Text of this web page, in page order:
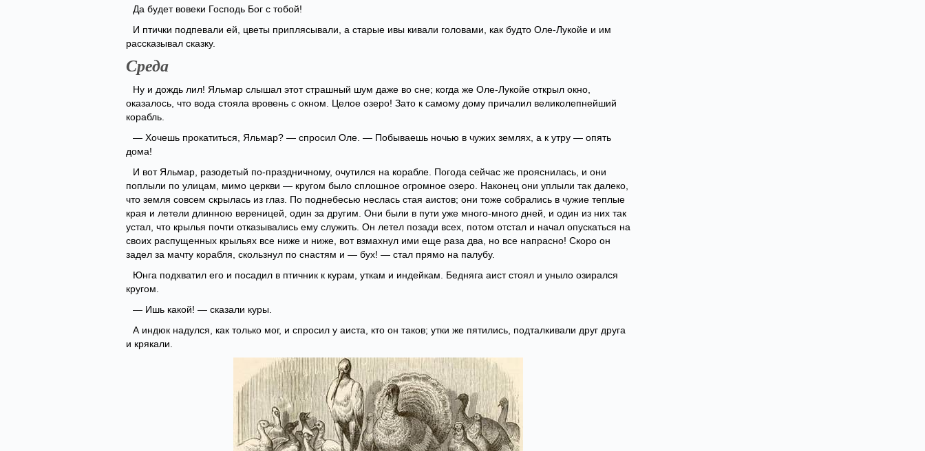
Да будет вовеки Господь Бог с тобой!
И птички подпевали ей, цветы приплясывали, а старые ивы кивали головами, как будто Оле-Лукойе и им
рассказывал сказку.
Среда
Ну и дождь лил! Яльмар слышал этот страшный шум даже во сне; когда же Оле-Лукойе открыл окно,
оказалось, что вода стояла вровень с окном. Целое озеро! Зато к самому дому причалил великолепнейший
корабль.
— Хочешь прокатиться, Яльмар? — спросил Оле. — Побываешь ночью в чужих землях, а к утру — опять
дома!
И вот Яльмар, разодетый по-праздничному, очутился на корабле. Погода сейчас же прояснилась, и они
поплыли по улицам, мимо церкви — кругом было сплошное огромное озеро. Наконец они уплыли так далеко,
что земля совсем скрылась из глаз. По поднебесью неслась стая аистов; они тоже собрались в чужие теплые
края и летели длинною вереницей, один за другим. Они были в пути уже много-много дней, и один из них так
устал, что крылья почти отказывались ему служить. Он летел позади всех, потом отстал и начал опускаться на
своих распущенных крыльях все ниже и ниже, вот взмахнул ими еще раза два, но все напрасно! Скоро он
задел за мачту корабля, скользнул по снастям и — бух! — стал прямо на палубу.
Юнга подхватил его и посадил в птичник к курам, уткам и индейкам. Бедняга аист стоял и уныло озирался
кругом.
— Ишь какой! — сказали куры.
А индюк надулся, как только мог, и спросил у аиста, кто он таков; утки же пятились, подталкивали друг друга
и крякали.